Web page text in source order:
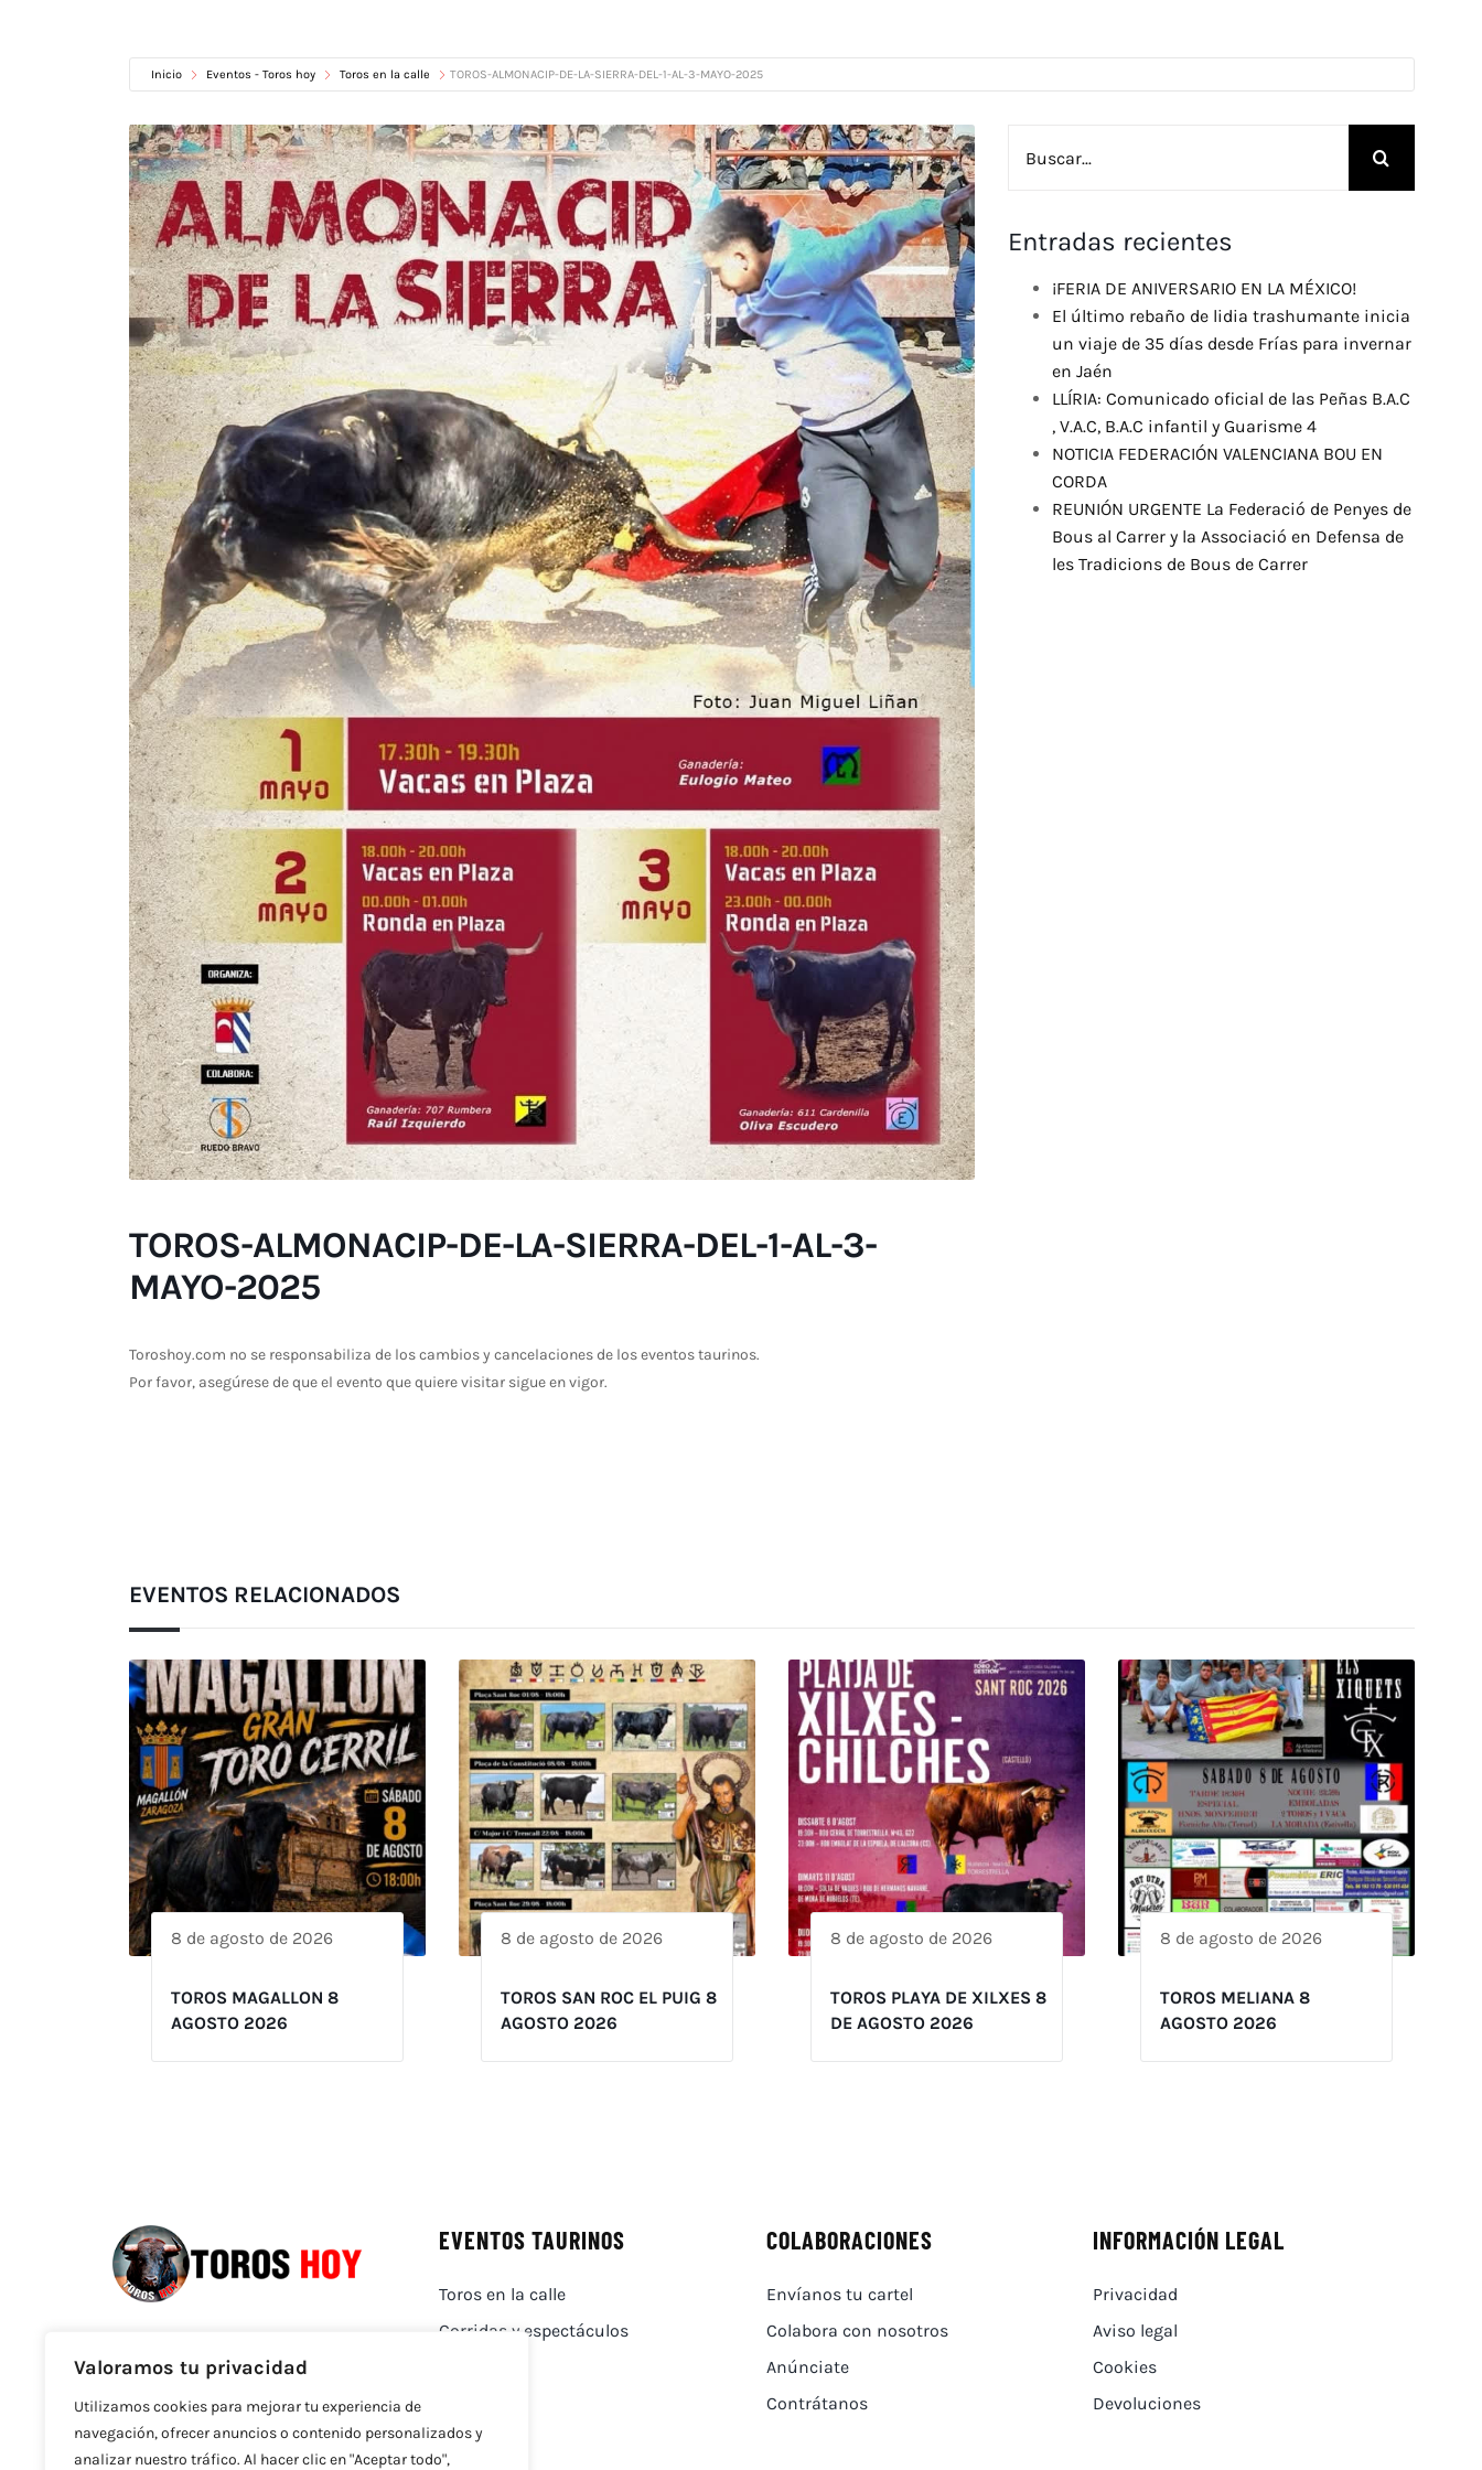
Valoramos tu privacidad
Utilizamos cookies para mejorar tu experiencia de
navegación, ofrecer anuncios o contenido personalizados y
analizar nuestro tráfico. Al hacer clic en "Aceptar todo",
Inicio Eventos - Toros hoy Toros en la calle TOROS-ALMONACIP-DE-LA-SIERRA-DEL-1-AL-3-MAYO-2025
TOROS-ALMONACIP-DE-LA-SIERRA-DEL-1-AL-3-
MAYO-2025
Toroshoy.com no se responsabiliza de los cambios y cancelaciones de los eventos taurinos.
Por favor, asegúrese de que el evento que quiere visitar sigue en vigor.
Entradas recientes
¡FERIA DE ANIVERSARIO EN LA MÉXICO!
El último rebaño de lidia trashumante inicia
un viaje de 35 días desde Frías para invernar
en Jaén
LLÍRIA: Comunicado oficial de las Peñas B.A.C
, V.A.C, B.A.C infantil y Guarisme 4
NOTICIA FEDERACIÓN VALENCIANA BOU EN
CORDA
REUNIÓN URGENTE La Federació de Penyes de
Bous al Carrer y la Associació en Defensa de
les Tradicions de Bous de Carrer
EVENTOS RELACIONADOS
8 de agosto de 2026
TOROS MAGALLON 8
AGOSTO 2026
8 de agosto de 2026
TOROS SAN ROC EL PUIG 8
AGOSTO 2026
8 de agosto de 2026
TOROS PLAYA DE XILXES 8
DE AGOSTO 2026
8 de agosto de 2026
TOROS MELIANA 8
AGOSTO 2026
EVENTOS TAURINOS
Toros en la calle
Corridas y espectáculos
COLABORACIONES
Envíanos tu cartel
Colabora con nosotros
Anúnciate
Contrátanos
INFORMACIÓN LEGAL
Privacidad
Aviso legal
Cookies
Devoluciones